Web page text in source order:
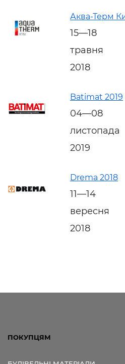
Аква-Терм
15—18
травня
2018
Batimat 2019
04—08
листопада
2019
Drema 2018
11—14
вересня
2018
ПОКУПЦЯМ